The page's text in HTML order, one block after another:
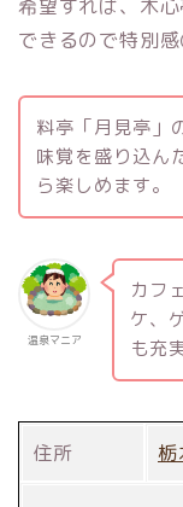
希望すれば、木
できるので特別
料亭「月見亭」
味覚を盛り込ん
ら楽しめます。
温泉マニア
カフ
ケ、
も充
住所